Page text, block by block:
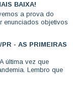
BAIXA!
a prova do
enunciados objetivos
- AS PRIMEIRAS
última vez que
Lembro que